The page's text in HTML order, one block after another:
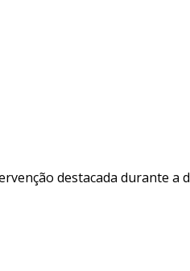
destacada durante a